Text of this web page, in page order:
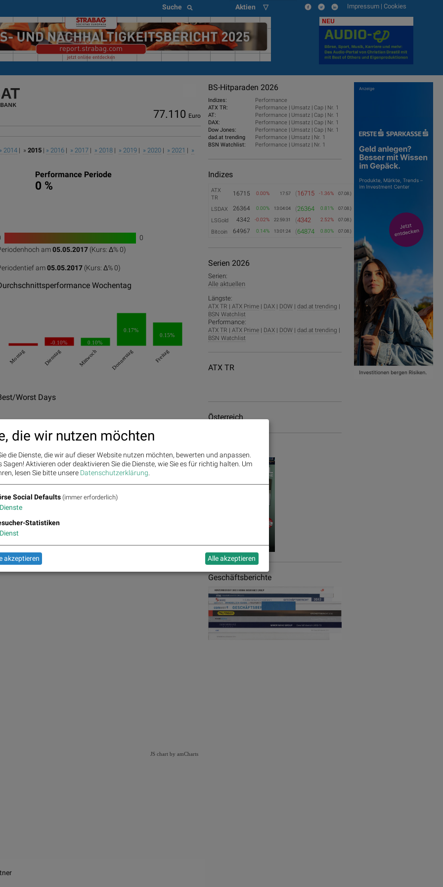
Suche Aktien ▽ Impressum | Cookies
NEU
77.110 Euro
» 2014 | » 2015 | » 2016 | » 2017 | » 2018 | » 2019 | » 2020 | » 2021 | »
Performance Periode
0 %
0
am05.05.2017 (Kurs: Δ% 0)
am05.05.2017 (Kurs: Δ% 0)
Wochentag
-0.10% 0.10%
0.17%
0.15%
Montag Dienstag Mittwoch Donnerstag Freitag
Worst Days
-3.41%
84.63
2.66%
JS chart by amCharts
BS-Hitparaden 2026
Indizes:
Performance
ATX TR:
Performance | Umsatz |Cap | Nr. 1
AT:
Performance | Umsatz |Cap | Nr. 1
DAX:
Performance | Umsatz |Cap | Nr. 1
Dow Jones:
Performance | Umsatz |Cap | Nr. 1
dad.at trending
Performance | Umsatz | Nr. 1
BSN Watchlist:
Performance | Umsatz | Nr. 1
Indizes
ATX
TR
16715 0.00% 17:57 (16715 -1.36% 07.08.)
LSDAX 26364 0.00% 13:04:04 (26364 0.81% 07.08.)
LSGold 4342 -0.02% 22:59:31 (4342 2.52% 07.08.)
Bitcoin 64967 0.14% 13:01:24 (64874 0.80% 07.08.)
Serien 2026
Serien:
Alle aktuellen
Längste:
ATX TR |ATX Prime | DAX | DOW |dad.at trending |
BSN Watchlist
Performance:
ATX TR |ATX Prime | DAX | DOW |dad.at trending |
BSN Watchlist
ATX TR
Österreich
Geschäftsberichte
die wir nutzen möchten
die Dienste, die wir auf dieser Website nutzen möchten, bewerten und anpassen.
Sagen! Aktivieren oder deaktivieren Sie die Dienste, wie Sie es für richtig halten. Um
lesen Sie bitte unsere Datenschutzerklärung
Social Defaults (immer erforderlich)
Dienste
Statistiken
Dienst
akzeptieren Alle akzeptieren